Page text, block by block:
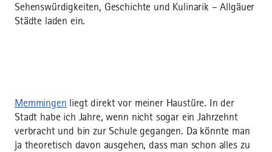
Sehenswürdigkeiten, Geschichte und Kulinarik – Allgäuer
Städte laden ein.
Memmingen liegt direkt vor meiner Haustüre. In der
Stadt habe ich Jahre, wenn nicht sogar ein Jahrzehnt
verbracht und bin zur Schule gegangen. Da könnte man
ja theoretisch davon ausgehen, dass man schon alles zu